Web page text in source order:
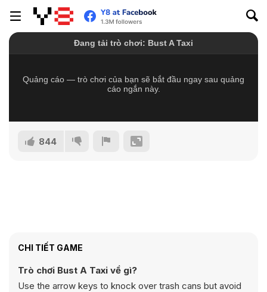
844
CHI TIẾT GAME
Trò chơi Bust A Taxi về gì?
Use the arrow keys to knock over trash cans but avoid